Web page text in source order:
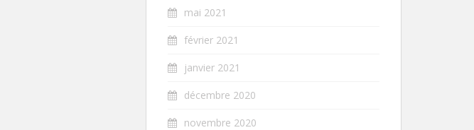
mai 2021
février 2021
janvier 2021
décembre 2020
novembre 2020